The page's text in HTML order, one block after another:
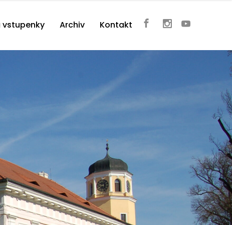
vstupenky Archiv Kontakt